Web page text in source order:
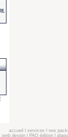
accueil services
nos
web design
PAO édition